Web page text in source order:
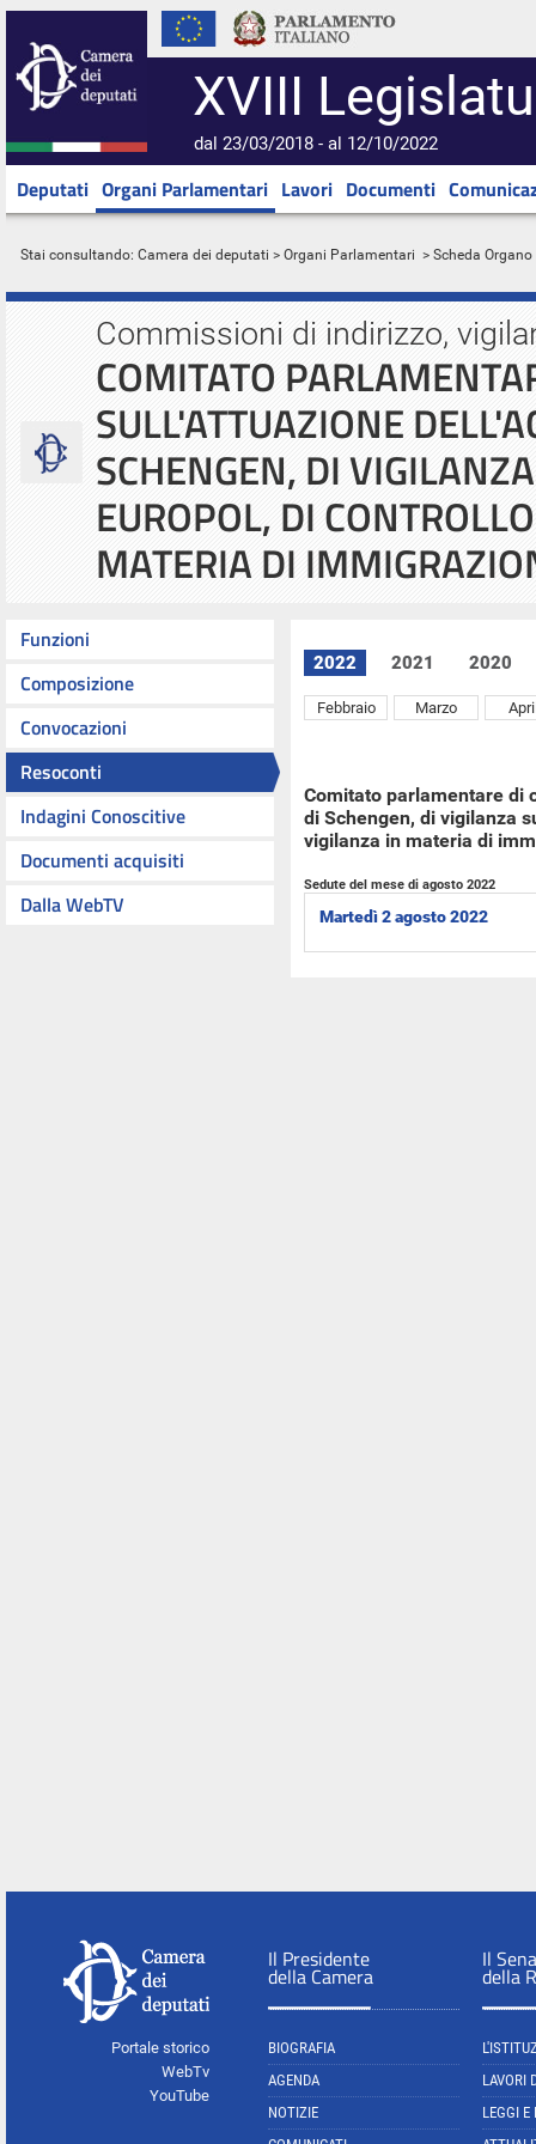
XVIII
dal 23/03/2018 - al 12/10/2022
Deputati Organi Parlamentari Lavori Documenti
Stai consultando: Camera dei deputati > Organi Parlamentari > Scheda Organo
Commissioni di indirizzo,
COMITATO
SULL'ATTUAZIONE
SCHENGEN, DI
EUROPOL, DI
MATERIA DI
Funzioni
Composizione
Convocazioni
Resoconti
Indagini Conoscitive
Documenti acquisiti
Dalla WebTV
2022
Febbraio Marzo
2021 2020
Comitato parlamentare di
di Schengen, di vigilanza
vigilanza in materia di
Sedute del mese di agosto 2022
Martedì 2 agosto 2022
Portale storico
WebTv
YouTube
Il Presidente
della Camera
BIOGRAFIA
AGENDA
NOTIZIE
Il
della
LAVORI
LEGGI E